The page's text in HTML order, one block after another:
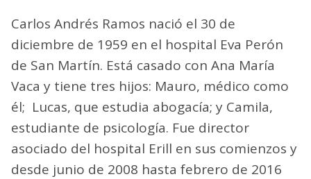
Carlos Andrés Ramos nació el 30 de
diciembre de 1959 en el hospital Eva Perón
de San Martín. Está casado con Ana María
Vaca y tiene tres hijos: Mauro, médico como
él; Lucas, que estudia abogacía; y Camila,
estudiante de psicología. Fue director
asociado del hospital Erill en sus comienzos y
desde junio de 2008 hasta febrero de 2016